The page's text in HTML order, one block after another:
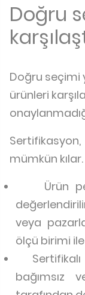
Doğru
Doğru seçimi
ürünleri
mümkün kılar.
Ürün
veya
ölçü birimi
Sertifikalı
bağımsız